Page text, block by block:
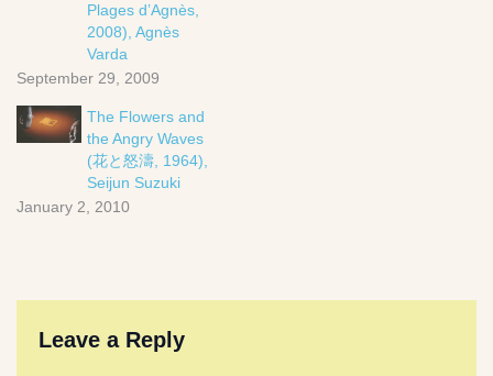
Plages d’Agnès,
2008), Agnès
Varda
September 29, 2009
The Flowers and
the Angry Waves
(花と怒濤, 1964),
Seijun Suzuki
January 2, 2010
Leave a Reply